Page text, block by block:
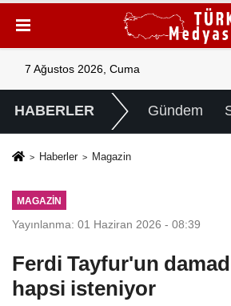
7 Ağustos 2026, Cuma
HABERLER Gündem
Haberler Magazin
MAGAZIN
Yayınlanma: 01 Haziran 2026 - 08:39
Ferdi Tayfur'un
hapsi isteniyor